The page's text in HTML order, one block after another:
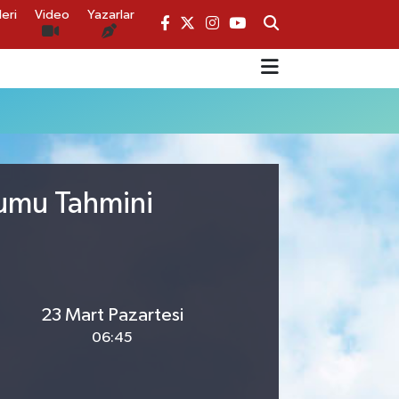
Video Yazarlar
Tahmini
23 Mart Pazartesi
06:45